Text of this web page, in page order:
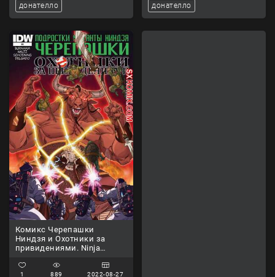
донателло донателло
Комикс Черепашки
Ниндзя и Охотники за
привидениями. Ninja
Часть 4
1 889 2022-08-27